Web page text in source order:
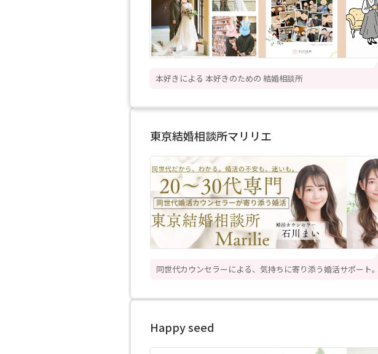
本好きによる 本好きのための 結婚相談所
東京結婚相談所マリリエ
同世代カウンセラーによる、気持ちに寄り添う婚活サポート。
Happy seed